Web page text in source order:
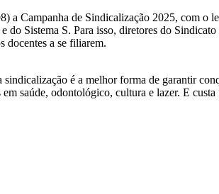
a Campanha de Sindicalização 2025, com o
Sistema S. Para isso, diretores do
docentes a se filiarem.
é a melhor forma de garantir
saúde, odontológico, cultura e lazer. E